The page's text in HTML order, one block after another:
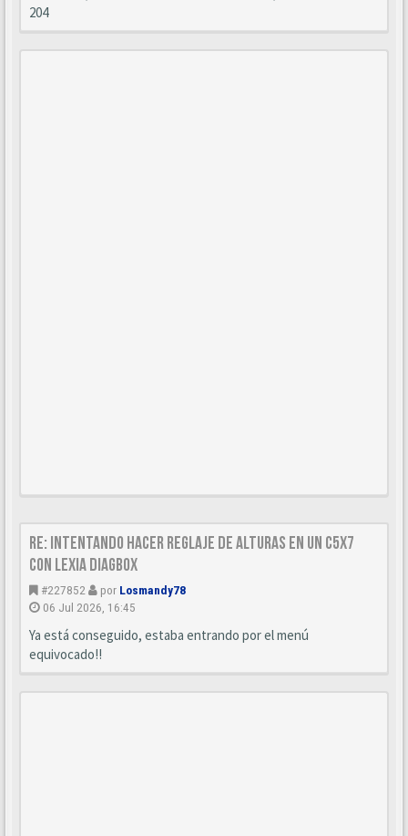
204
Re: Intentando hacer reglaje de alturas en un C5x7
con Lexia diagbox
#227852 por Losmandy78
06 Jul 2026, 16:45
Ya está conseguido, estaba entrando por el menú
equivocado!!